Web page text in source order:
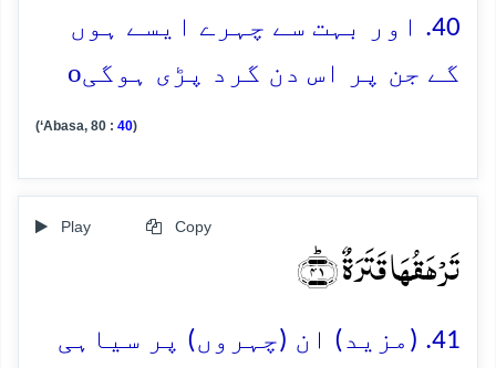
40. اور بہت سے چہرے ایسے ہوں
گے جن پر اس دن گرد پڑی ہوگیo
(‘Abasa, 80 : 40)
Play Copy
تَرۡہَقُہَا قَتَرَۃٌ ﴿ؕ۴۱﴾
41. (مزید) ان (چہروں) پر سیاہی